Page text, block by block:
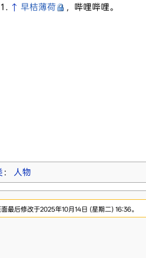
↑ 早桔薄荷 ，哔哩哔哩。
： 人物
最后修改于2025年10月14日 (星期二) 16:36。